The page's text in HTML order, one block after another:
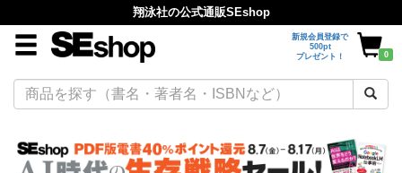
翔泳社の公式通販SEshop
新規会員登録で
500pt
プレゼント！
0